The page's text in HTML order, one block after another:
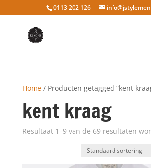
0113 202 126
Home/ Producten getagged “kent
kent kraag
Resultaat 1–9 van de 69 resultaten